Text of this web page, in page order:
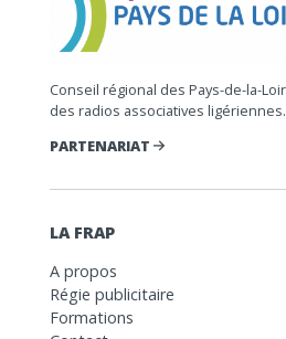
Conseil régional des Pays-de-la-
des radios associatives ligériennes.
PARTENARIAT
LA FRAP
A propos
Régie publicitaire
Formations